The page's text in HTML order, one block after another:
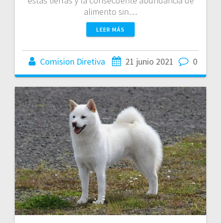
alimento sin…
LEER MÁS
Comision Diretiva 21 junio 2021 0